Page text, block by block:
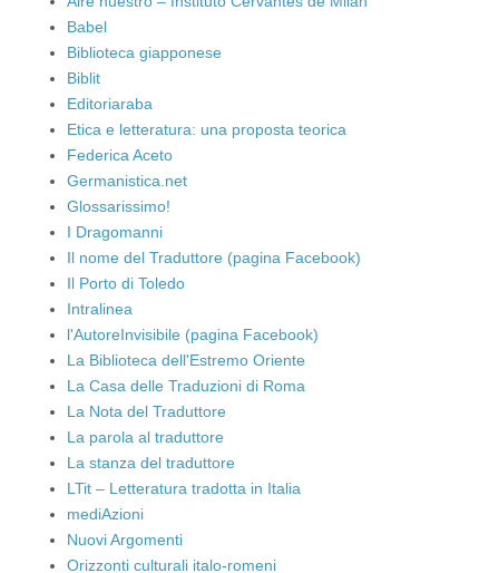
Babel
Biblioteca giapponese
Biblit
Editoriaraba
Etica e letteratura: una proposta teorica
Federica Aceto
Germanistica.net
Glossarissimo!
I Dragomanni
Il nome del Traduttore (pagina Facebook)
Il Porto di Toledo
Intralinea
l'AutoreInvisibile (pagina Facebook)
La Biblioteca dell'Estremo Oriente
La Casa delle Traduzioni di Roma
La Nota del Traduttore
La parola al traduttore
La stanza del traduttore
LTit – Letteratura tradotta in Italia
mediAzioni
Nuovi Argomenti
Orizzonti culturali italo-romeni